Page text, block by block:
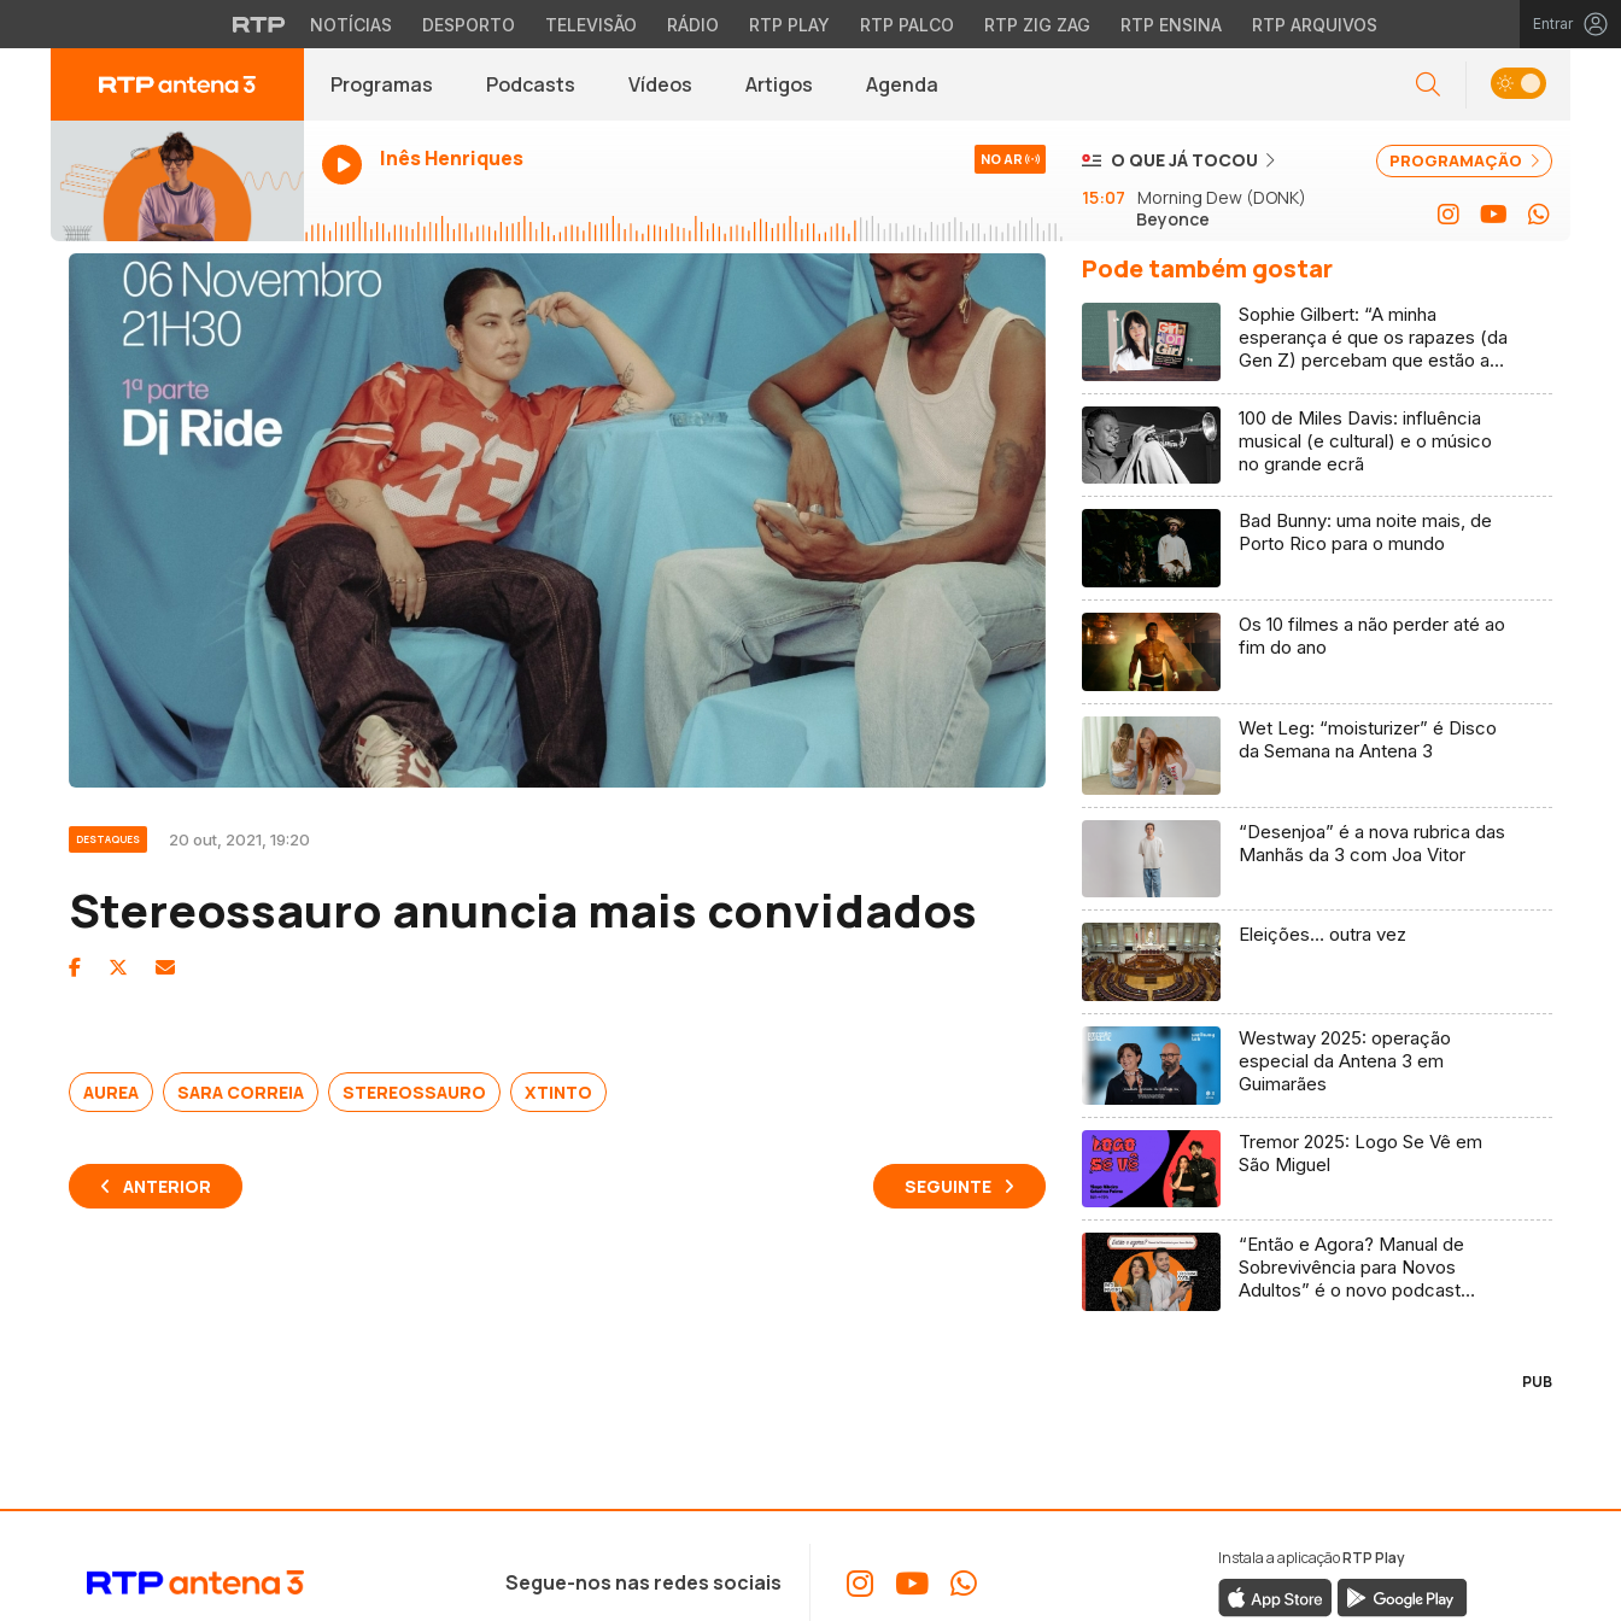
NOTÍCIAS DESPORTO TELEVISÃO RÁDIO RTP PLAY RTP PALCO RTP ZIG ZAG RTP ENSINA RTP ARQUIVOS Entrar
Programas Podcasts Vídeos Artigos Agenda
Inês Henriques NO AR PROGRAMAÇÃO
O QUE JÁ TOCOU
15:07 Morning Dew (DONK)
Beyonce
DESTAQUES 20 out, 2021, 19:20
Stereossauro anuncia mais convidados
AUREA SARA CORREIA STEREOSSAURO XTINTO
ANTERIOR SEGUINTE
Pode também gostar
Sophie Gilbert: “A minha
esperança é que os rapazes (da
Gen Z) percebam que estão a
100 de Miles Davis: influência
musical (e cultural) e o músico
no grande ecrã
Bad Bunny: uma noite mais, de
Porto Rico para o mundo
Os 10 filmes a não perder até ao
fim do ano
Wet Leg: “moisturizer” é Disco
da Semana na Antena 3
“Desenjoa” é a nova rubrica das
Manhãs da 3 com Joa Vitor
Eleições… outra vez
Westway 2025: operação
especial da Antena 3 em
Guimarães
Tremor 2025: Logo Se Vê em
São Miguel
“Então e Agora? Manual de
Sobrevivência para Novos
Adultos” é o novo podcast
PUB
Segue-nos nas redes sociais
Instala a aplicaçãoRTP Play